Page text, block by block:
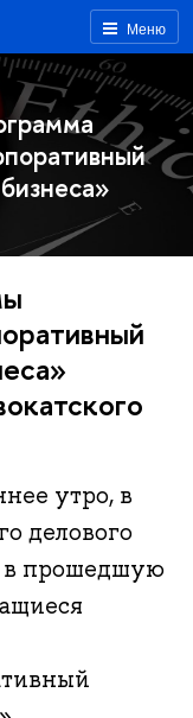
Меню
утро, в
делового
в прошедшую